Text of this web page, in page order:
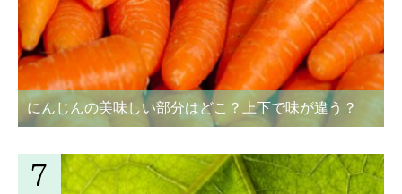
にんじんの美味しい部分はどこ？上下で味が違う？